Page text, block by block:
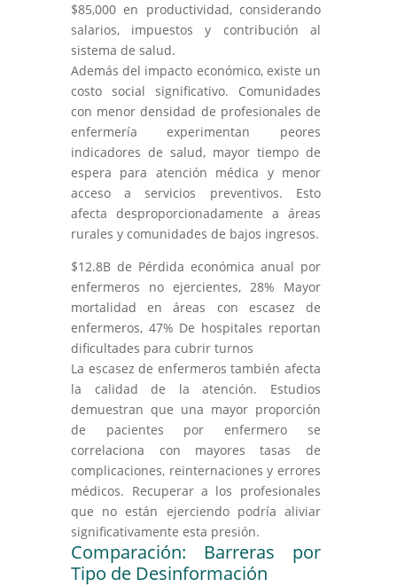
$85,000 en productividad, considerando
salarios, impuestos y contribución al
sistema de salud.
Además del impacto económico, existe un
costo social significativo. Comunidades
con menor densidad de profesionales de
enfermería experimentan peores
indicadores de salud, mayor tiempo de
espera para atención médica y menor
acceso a servicios preventivos. Esto
afecta desproporcionadamente a áreas
rurales y comunidades de bajos ingresos.
$12.8B de Pérdida económica anual por
enfermeros no ejercientes, 28% Mayor
mortalidad en áreas con escasez de
enfermeros, 47% De hospitales reportan
dificultades para cubrir turnos
La escasez de enfermeros también afecta
la calidad de la atención. Estudios
demuestran que una mayor proporción
de pacientes por enfermero se
correlaciona con mayores tasas de
complicaciones, reinternaciones y errores
médicos. Recuperar a los profesionales
que no están ejerciendo podría aliviar
significativamente esta presión.
Comparación: Barreras por
Tipo de Desinformación